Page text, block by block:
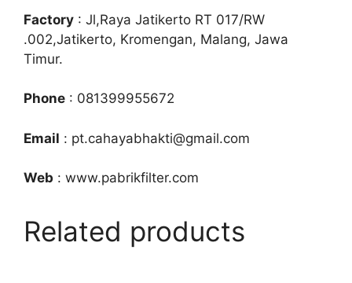
Factory : Jl,Raya Jatikerto RT 017/RW
.002,Jatikerto, Kromengan, Malang, Jawa
Timur.
Phone : 081399955672
Email : pt.cahayabhakti@gmail.com
Web : www.pabrikfilter.com
Related products